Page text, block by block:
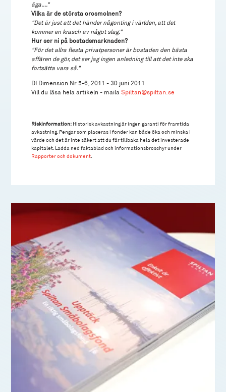
äga...."
Vilka är de största orosmolnen?
"Det är just att det händer någonting i världen, att det
kommer en krasch av något slag."
Hur ser ni på bostadsmarknaden?
"För det allra flesta privatpersoner är bostaden den bästa
affären de gör, det ser jag ingen anledning till att det inte ska
fortsätta vara så."
DI Dimension Nr 5-6, 2011 - 30 juni 2011
Vill du läsa hela artikeln - mailaSpiltan@spiltan.se
Riskinformation: Historisk avkastning är ingen garanti för framtida
avkastning. Pengar som placeras i fonder kan både öka och minska i
värde och det är inte säkert att du får tillbaka hela det investerade
kapitalet. Ladda ned faktablad och informationsbroschyr under
Rapporter och dokument